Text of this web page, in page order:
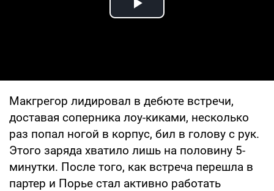
Play Video
Макгрегор лидировал в дебюте встречи,
доставая соперника лоу-киками, несколько
раз попал ногой в корпус, бил в голову с рук.
Этого заряда хватило лишь на половину 5-
минутки. После того, как встреча перешла в
партер и Порье стал активно работать